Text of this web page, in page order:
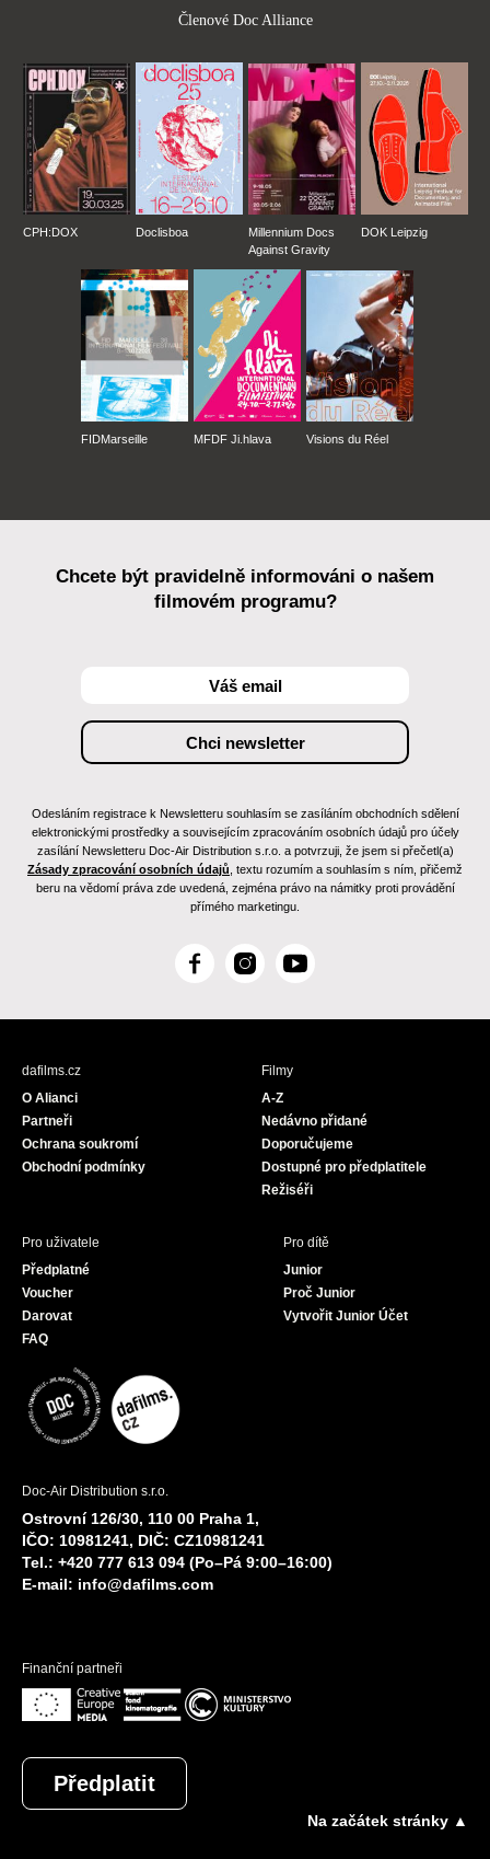
Členové Doc Alliance
CPH:DOX Doclisboa
Millennium Docs
Against Gravity
DOK Leipzig
FIDMarseille MFDF Ji.hlava Visions du Réel
Chcete být pravidelně informováni o našem
filmovém programu?
Odesláním registrace k Newsletteru souhlasím se zasíláním obchodních sdělení
elektronickými prostředky a souvisejícím zpracováním osobních údajů pro účely
zasílání Newsletteru Doc-Air Distribution s.r.o. a potvrzuji, že jsem si přečetl(a)
Zásady zpracování osobních údajů , textu rozumím a souhlasím s ním, přičemž
beru na vědomí práva zde uvedená, zejména právo na námitky proti provádění
přímého marketingu.
F
c
I
s
Y
u
dafilms.cz
O Alianci
Partneři
Ochrana soukromí
Obchodní podmínky
Filmy
A-Z
Nedávno přidané
Doporučujeme
Dostupné pro předplatitele
Režiséři
Pro uživatele
Předplatné
Voucher
Darovat
FAQ
Pro dítě
Junior
Proč Junior
Vytvořit Junior Účet
Doc-Air Distribution s.r.o.
Ostrovní 126/30, 110 00 Praha 1,
IČO: 10981241, DIČ: CZ10981241
Tel.: +420 777 613 094 (Po–Pá 9:00–16:00)
E-mail: info@dafilms.com
Finanční partneři
Předplatit
Na začátek stránky ▲